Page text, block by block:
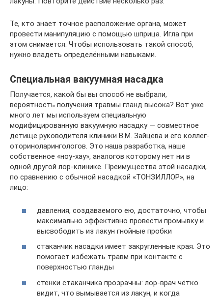
Те, кто знает точное расположение органа, может
провести манипуляцию с помощью шприца. Игла при
этом снимается. Чтобы использовать такой способ,
нужно владеть определёнными навыками.
Специальная вакуумная насадка
Получается, какой бы вы способ не выбрали,
вероятность получения травмы гланд высока? Вот уже
много лет мы используем специальную
модифицированную вакуумную насадку — совместное
детище руководителя клиники В.М. Зайцева и его коллег-
оториноларингологов. Это наша разработка, наше
собственное «ноу-хау», аналогов которому нет ни в
одной другой лор-клинике. Преимущества этой насадки,
по сравнению с обычной насадкой «ТОНЗИЛЛОР», на
лицо:
давления, создаваемого ею, достаточно, чтобы
максимально эффективно провести промывку и
высвободить из лакун гнойные пробки
стаканчик насадки имеет закругленные края. Это
помогает избежать травм при контакте с
поверхностью гланды
стенки стаканчика прозрачны: лор-врач чётко
видит, что вымывается из лакун, и когда